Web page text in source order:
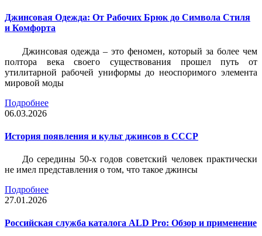
Джинсовая Одежда: От Рабочих Брюк до Символа Стиля
и Комфорта
Джинсовая одежда – это феномен, который за более чем
полтора века своего существования прошел путь от
утилитарной рабочей униформы до неоспоримого элемента
мировой моды
Подробнее
06.03.2026
История появления и культ джинсов в СССР
До середины 50-х годов советский человек практически
не имел представления о том, что такое джинсы
Подробнее
27.01.2026
Российская служба каталога ALD Pro: Обзор и применение